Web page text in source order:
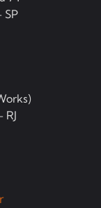
SP
RJ